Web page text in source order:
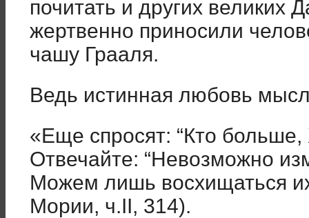
почитать и других великих
жертвенно приносили
чашу Грааля.
Ведь истинная любовь
«Еще спросят: “Кто
Отвечайте: “Невозможно
Можем лишь восхищаться
Мории, ч.II, 314).